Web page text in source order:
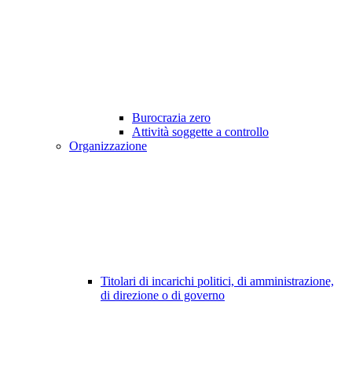
Burocrazia zero
Attività soggette a controllo
Organizzazione
Titolari di incarichi politici, di amministrazione,
di direzione o di governo